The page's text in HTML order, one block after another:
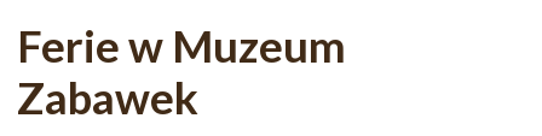
Ferie w Muzeum
Zabawek